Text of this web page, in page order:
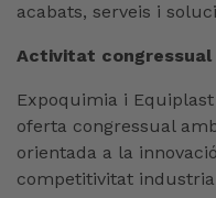
acabats, serveis i
Activitat congressual
Expoquimia i
oferta congressual
orientada a la
competitivitat